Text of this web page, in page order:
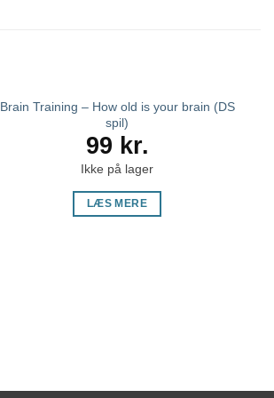
Brain Training – How old is your brain (DS
spil)
99 kr.
Ikke på lager
LÆS MERE